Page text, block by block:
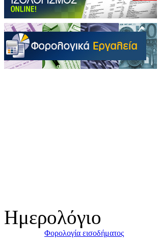
Ημερολόγιο
Φορολογία εισοδήματος